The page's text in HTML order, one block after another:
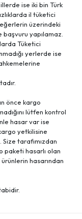
ise iki bin Türk
il tüketici
üzerindeki
yapılamaz.
Tüketici
yerlerde ise
önce kargo
lütfen kontrol
hasar var ise
yetkilisine
tarafımızdan
paketi hasarlı olan
hasarından